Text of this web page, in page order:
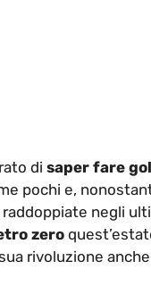
di saper fare gol
pochi e,
negli
zero
rivoluzione